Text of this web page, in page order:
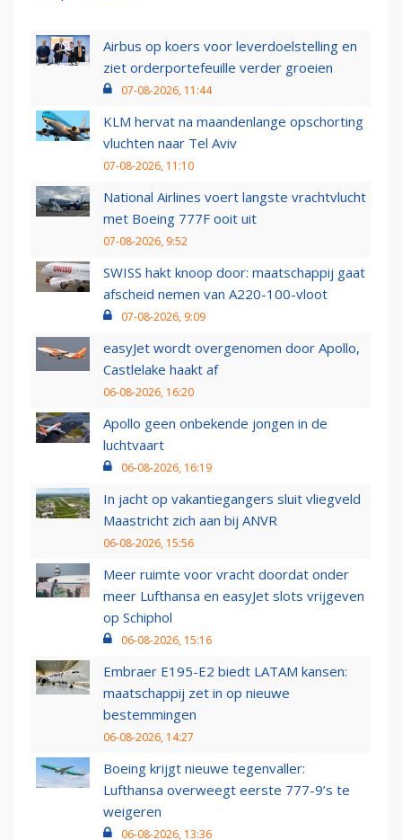
Airbus op koers voor leverdoelstelling en
ziet orderportefeuille verder groeien
07-08-2026, 11:44
KLM hervat na maandenlange opschorting
vluchten naar Tel Aviv
07-08-2026, 11:10
National Airlines voert langste vrachtvlucht
met Boeing 777F ooit uit
07-08-2026, 9:52
SWISS hakt knoop door: maatschappij gaat
afscheid nemen van A220-100-vloot
07-08-2026, 9:09
easyJet wordt overgenomen door Apollo,
Castlelake haakt af
06-08-2026, 16:20
Apollo geen onbekende jongen in de
luchtvaart
06-08-2026, 16:19
In jacht op vakantiegangers sluit vliegveld
Maastricht zich aan bij ANVR
06-08-2026, 15:56
Meer ruimte voor vracht doordat onder
meer Lufthansa en easyJet slots vrijgeven
op Schiphol
06-08-2026, 15:16
Embraer E195-E2 biedt LATAM kansen:
maatschappij zet in op nieuwe
bestemmingen
06-08-2026, 14:27
Boeing krijgt nieuwe tegenvaller:
Lufthansa overweegt eerste 777-9’s te
weigeren
06-08-2026, 13:36